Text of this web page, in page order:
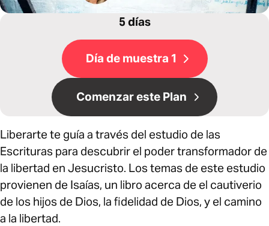
5 días
Día de muestra 1
Comenzar este Plan
Liberarte te guía a través del estudio de las
Escrituras para descubrir el poder transformador de
la libertad en Jesucristo. Los temas de este estudio
provienen de Isaías, un libro acerca de el cautiverio
de los hijos de Dios, la fidelidad de Dios, y el camino
a la libertad.